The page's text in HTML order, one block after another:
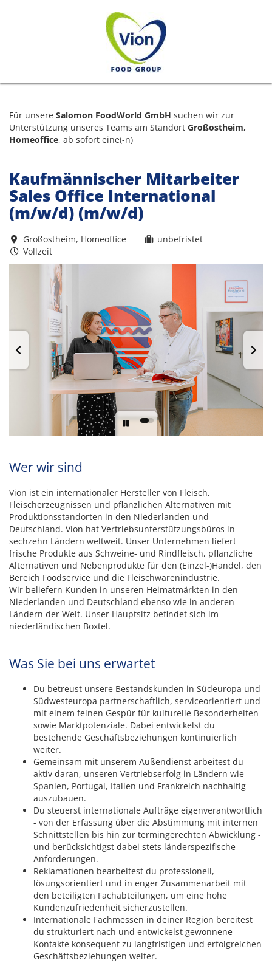
Für unsere Salomon FoodWorld GmbH suchen wir zur
Unterstützung unseres Teams am Standort Großostheim,
Homeoffice, ab sofort eine(-n)
Kaufmännischer Mitarbeiter
Sales Office International
(m/w/d) (m/w/d)
Großostheim, Homeoffice
unbefristet
Vollzeit
Wer wir sind
Vion ist ein internationaler Hersteller von Fleisch,
Fleischerzeugnissen und pflanzlichen Alternativen mit
Produktionsstandorten in den Niederlanden und
Deutschland. Vion hat Vertriebsunterstützungsbüros in
sechzehn Ländern weltweit. Unser Unternehmen liefert
frische Produkte aus Schweine- und Rindfleisch, pflanzliche
Alternativen und Nebenprodukte für den (Einzel-)Handel, den
Bereich Foodservice und die Fleischwarenindustrie.
Wir beliefern Kunden in unseren Heimatmärkten in den
Niederlanden und Deutschland ebenso wie in anderen
Ländern der Welt. Unser Hauptsitz befindet sich im
niederländischen Boxtel.
Was Sie bei uns erwartet
Du betreust unsere Bestandskunden in Südeuropa und
Südwesteuropa partnerschaftlich, serviceorientiert und
mit einem feinen Gespür für kulturelle Besonderheiten
sowie Marktpotenziale. Dabei entwickelst du
bestehende Geschäftsbeziehungen kontinuierlich
weiter.
Gemeinsam mit unserem Außendienst arbeitest du
aktiv daran, unseren Vertriebserfolg in Ländern wie
Spanien, Portugal, Italien und Frankreich nachhaltig
auszubauen.
Du steuerst internationale Aufträge eigenverantwortlich
- von der Erfassung über die Abstimmung mit internen
Schnittstellen bis hin zur termingerechten Abwicklung -
und berücksichtigst dabei stets länderspezifische
Anforderungen.
Reklamationen bearbeitest du professionell,
lösungsorientiert und in enger Zusammenarbeit mit
den beteiligten Fachabteilungen, um eine hohe
Kundenzufriedenheit sicherzustellen.
Internationale Fachmessen in deiner Region bereitest
du strukturiert nach und entwickelst gewonnene
Kontakte konsequent zu langfristigen und erfolgreichen
Geschäftsbeziehungen weiter.